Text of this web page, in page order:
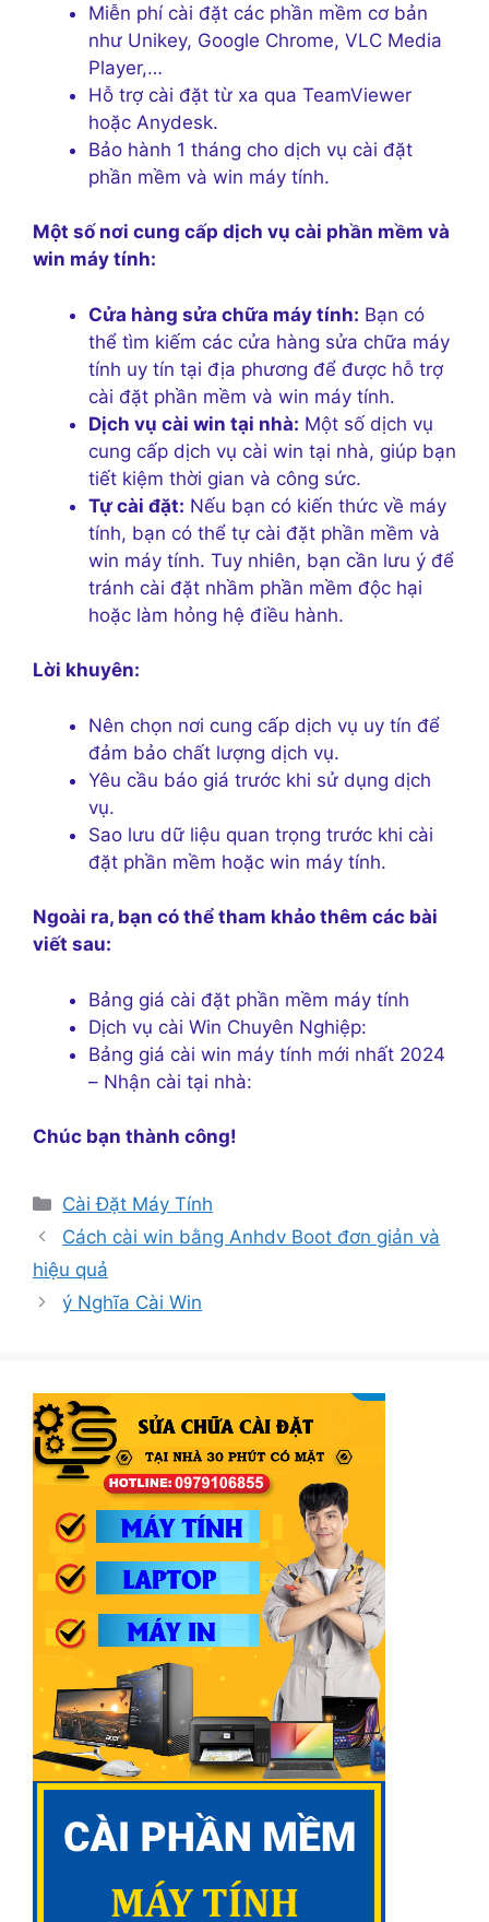
Miễn phí cài đặt các phần mềm cơ bản
như Unikey, Google Chrome, VLC Media
Player,…
Hỗ trợ cài đặt từ xa qua TeamViewer
hoặc Anydesk.
Bảo hành 1 tháng cho dịch vụ cài đặt
phần mềm và win máy tính.
Một số nơi cung cấp dịch vụ cài phần mềm và
win máy tính:
Cửa hàng sửa chữa máy tính: Bạn có
thể tìm kiếm các cửa hàng sửa chữa máy
tính uy tín tại địa phương để được hỗ trợ
cài đặt phần mềm và win máy tính.
Dịch vụ cài win tại nhà: Một số dịch vụ
cung cấp dịch vụ cài win tại nhà, giúp bạn
tiết kiệm thời gian và công sức.
Tự cài đặt: Nếu bạn có kiến thức về máy
tính, bạn có thể tự cài đặt phần mềm và
win máy tính. Tuy nhiên, bạn cần lưu ý để
tránh cài đặt nhầm phần mềm độc hại
hoặc làm hỏng hệ điều hành.
Lời khuyên:
Nên chọn nơi cung cấp dịch vụ uy tín để
đảm bảo chất lượng dịch vụ.
Yêu cầu báo giá trước khi sử dụng dịch
vụ.
Sao lưu dữ liệu quan trọng trước khi cài
đặt phần mềm hoặc win máy tính.
Ngoài ra, bạn có thể tham khảo thêm các bài
viết sau:
Bảng giá cài đặt phần mềm máy tính
Dịch vụ cài Win Chuyên Nghiệp:
Bảng giá cài win máy tính mới nhất 2024
– Nhận cài tại nhà:
Chúc bạn thành công!
Danh
mục
Cài Đặt Máy Tính
Cách cài win bằng Anhdv Boot đơn giản và
hiệu quả
ý Nghĩa Cài Win